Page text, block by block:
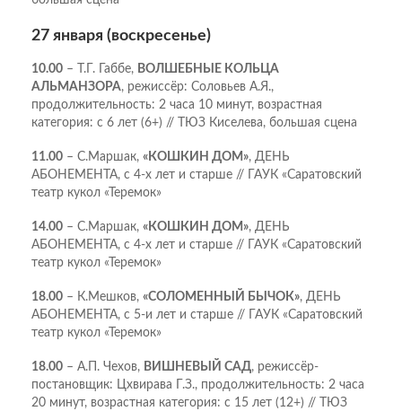
27 января (воскресенье)
10.00 – Т.Г. Габбе, ВОЛШЕБНЫЕ КОЛЬЦА
АЛЬМАНЗОРА, режиссёр: Соловьев А.Я.,
продолжительность: 2 часа 10 минут, возрастная
категория: с 6 лет (6+) // ТЮЗ Киселева, большая сцена
11.00 – С.Маршак, «КОШКИН ДОМ», ДЕНЬ
АБОНЕМЕНТА, с 4-х лет и старше // ГАУК «Саратовский
театр кукол «Теремок»
14.00 – С.Маршак, «КОШКИН ДОМ», ДЕНЬ
АБОНЕМЕНТА, с 4-х лет и старше // ГАУК «Саратовский
театр кукол «Теремок»
18.00 – К.Мешков, «СОЛОМЕННЫЙ БЫЧОК», ДЕНЬ
АБОНЕМЕНТА, с 5-и лет и старше // ГАУК «Саратовский
театр кукол «Теремок»
18.00 – А.П. Чехов, ВИШНЕВЫЙ САД, режиссёр-
постановщик: Цхвирава Г.З., продолжительность: 2 часа
20 минут, возрастная категория: с 15 лет (12+) // ТЮЗ